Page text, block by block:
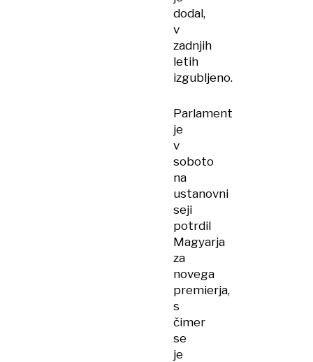
dodal,
v
zadnjih
letih
izgubljeno.
Parlament
je
v
soboto
na
ustanovni
seji
potrdil
Magyarja
za
novega
premierja,
s
čimer
se
je